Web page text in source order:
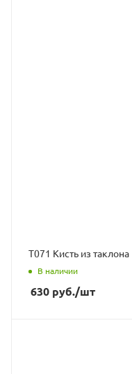
Т071 Кисть из таклона
В наличии
630 руб./шт